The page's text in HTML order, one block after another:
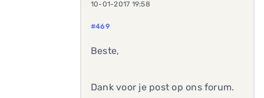
10-01-2017 19:58
#469
Beste,
Dank voor je post op ons forum.